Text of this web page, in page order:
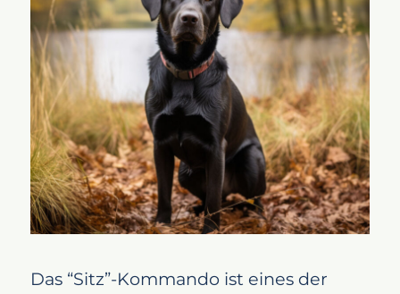
Das “Sitz”-Kommando ist eines der